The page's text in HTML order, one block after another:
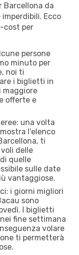
Barcellona da
Ecco
cost per
persone
minuto per
noi ti
i biglietti in
maggiore
offerte e
una volta
l'elenco
ti
delle
quelle
sulle date
vantaggiose.
i giorni migliori
sono
I biglietti
fine settimana
volare
ti permetterà